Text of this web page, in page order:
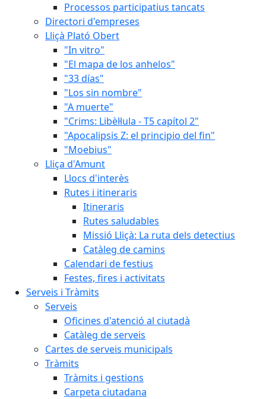
Processos participatius tancats
Directori d'empreses
Lliçà Plató Obert
"In vitro"
"El mapa de los anhelos"
"33 días"
"Los sin nombre"
"A muerte"
"Crims: Libèl·lula - T5 capítol 2"
"Apocalipsis Z: el principio del fin"
"Moebius"
Lliça d'Amunt
Llocs d'interès
Rutes i itineraris
Itineraris
Rutes saludables
Missió Lliçà: La ruta dels detectius
Catàleg de camins
Calendari de festius
Festes, fires i activitats
Serveis i Tràmits
Serveis
Oficines d'atenció al ciutadà
Catàleg de serveis
Cartes de serveis municipals
Tràmits
Tràmits i gestions
Carpeta ciutadana